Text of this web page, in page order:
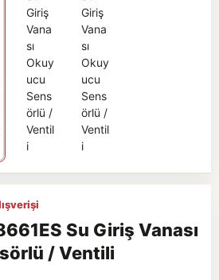
Su Giriş Vanası
/ Ventili